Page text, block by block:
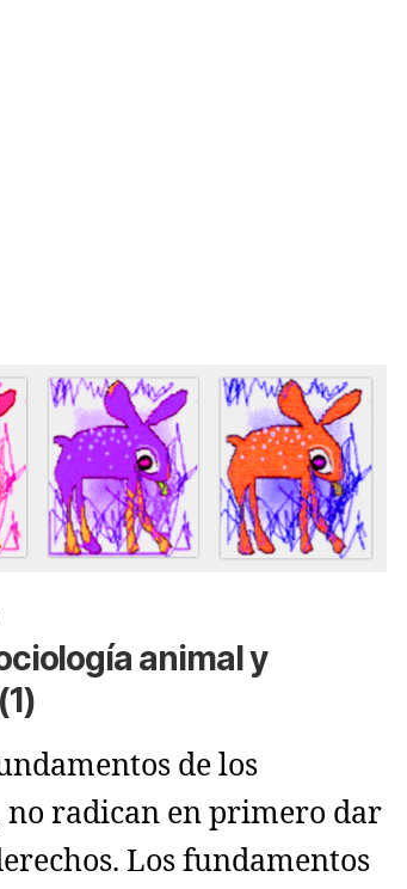
animal y
de los
no radican en primero dar
Los fundamentos